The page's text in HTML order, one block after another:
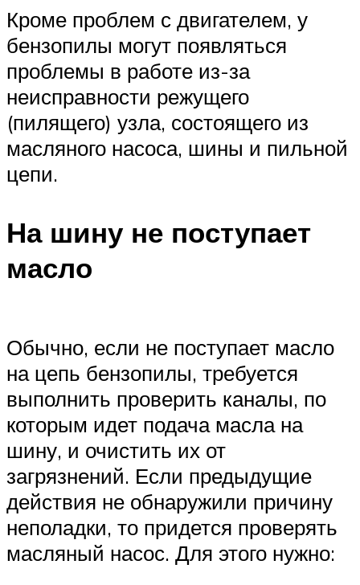
Кроме проблем с двигателем, у
бензопилы могут появляться
проблемы в работе из-за
неисправности режущего
(пилящего) узла, состоящего из
масляного насоса, шины и пильной
цепи.
На шину не поступает
масло
Обычно, если не поступает масло
на цепь бензопилы, требуется
выполнить проверить каналы, по
которым идет подача масла на
шину, и очистить их от
загрязнений. Если предыдущие
действия не обнаружили причину
неполадки, то придется проверять
масляный насос. Для этого нужно: